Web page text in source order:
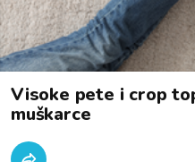
Visoke pete i crop
muškarce